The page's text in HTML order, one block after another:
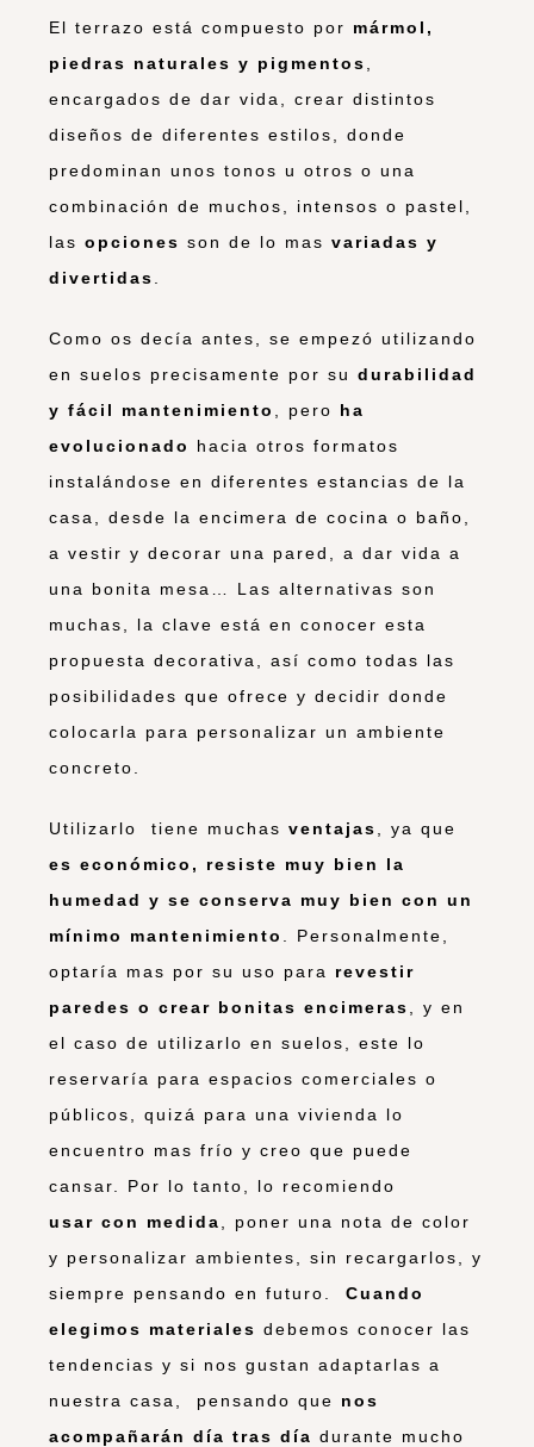
El terrazo está compuesto por mármol,
piedras naturales y pigmentos
encargados de dar vida, crear distintos
diseños de diferentes estilos, donde
predominan unos tonos u otros o una
combinación de muchos, intensos o pastel,
las opciones son de lo mas variadas y
divertidas
Como os decía antes, se empezó utilizando
en suelos precisamente por su durabilidad
y fácil mantenimiento
, pero ha
evolucionado
hacia otros formatos
instalándose en diferentes estancias de la
casa, desde la encimera de cocina o baño,
a vestir y decorar una pared, a dar vida a
una bonita mesa… Las alternativas son
muchas, la clave está en conocer esta
propuesta decorativa, así como todas las
posibilidades que ofrece y decidir donde
colocarla para personalizar un ambiente
concreto.
Utilizarlo tiene muchas ventajas
, ya que
es económico, resiste muy bien la
humedad y se conserva muy bien con un
mínimo mantenimiento
. Personalmente,
optaría mas por su uso para revestir
paredes o crear bonitas encimeras
, y en
el caso de utilizarlo en suelos, este lo
reservaría para espacios comerciales o
públicos, quizá para una vivienda lo
encuentro mas frío y creo que puede
cansar. Por lo tanto, lo recomiendo
usar con medida
, poner una nota de color
y personalizar ambientes, sin recargarlos, y
siempre pensando en futuro. Cuando
elegimos materiales debemos conocer las
tendencias y si nos gustan adaptarlas a
nuestra casa, pensando que nos
acompañarán día tras día durante mucho